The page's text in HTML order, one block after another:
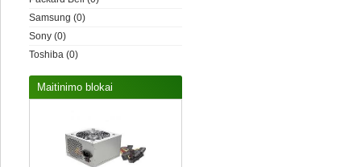
Samsung (0)
Sony (0)
Toshiba (0)
Maitinimo blokai